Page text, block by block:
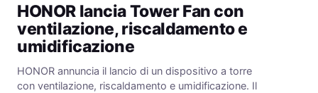
HONOR lancia Tower Fan con
ventilazione, riscaldamento e
umidificazione
HONOR annuncia il lancio di un dispositivo a torre
con ventilazione, riscaldamento e umidificazione. Il